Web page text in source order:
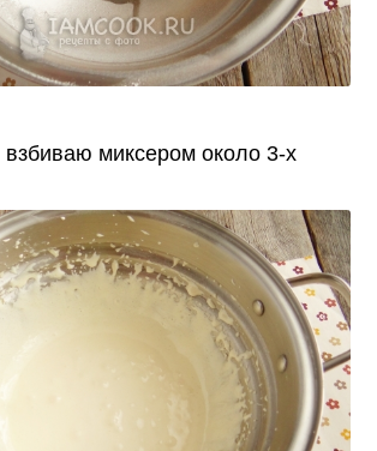
миксером около 3-х